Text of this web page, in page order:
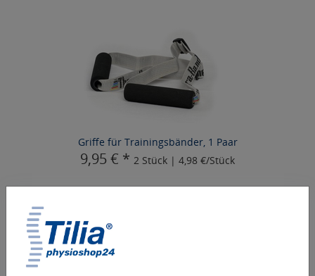
Griffe für Trainingsbänder, 1 Paar
9,95 € * 2 Stück | 4,98 €/Stück